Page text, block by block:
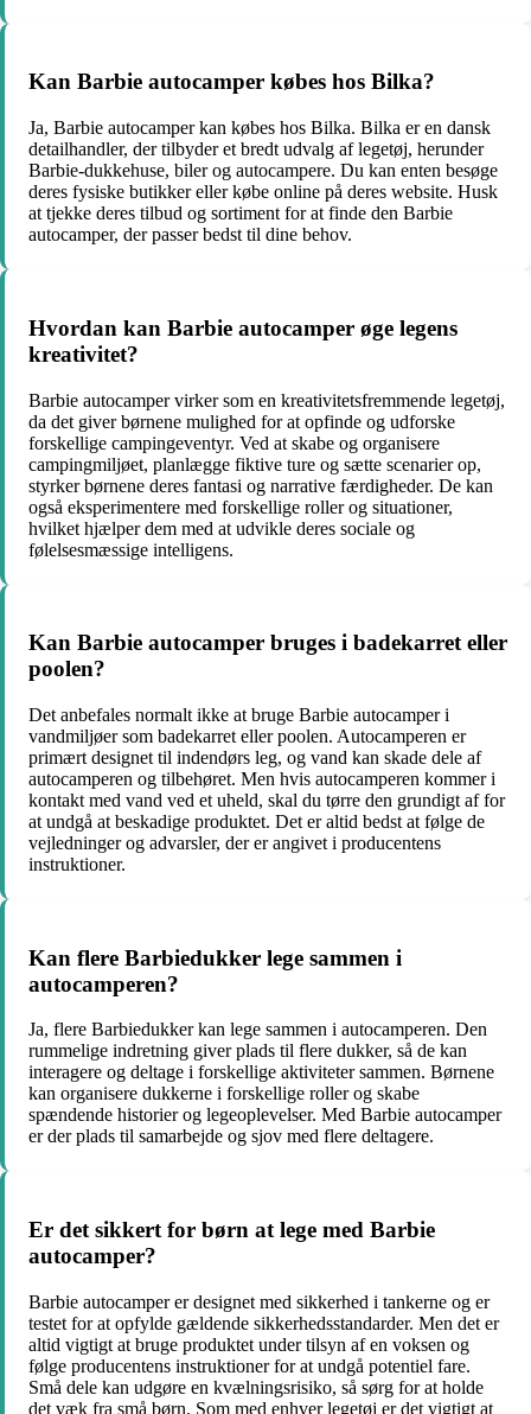
Kan Barbie autocamper købes hos Bilka?
Ja, Barbie autocamper kan købes hos Bilka. Bilka er en dansk
detailhandler, der tilbyder et bredt udvalg af legetøj, herunder
Barbie-dukkehuse, biler og autocampere. Du kan enten besøge
deres fysiske butikker eller købe online på deres website. Husk
at tjekke deres tilbud og sortiment for at finde den Barbie
autocamper, der passer bedst til dine behov.
Hvordan kan Barbie autocamper øge legens
kreativitet?
Barbie autocamper virker som en kreativitetsfremmende legetøj,
da det giver børnene mulighed for at opfinde og udforske
forskellige campingeventyr. Ved at skabe og organisere
campingmiljøet, planlægge fiktive ture og sætte scenarier op,
styrker børnene deres fantasi og narrative færdigheder. De kan
også eksperimentere med forskellige roller og situationer,
hvilket hjælper dem med at udvikle deres sociale og
følelsesmæssige intelligens.
Kan Barbie autocamper bruges i badekarret eller
poolen?
Det anbefales normalt ikke at bruge Barbie autocamper i
vandmiljøer som badekarret eller poolen. Autocamperen er
primært designet til indendørs leg, og vand kan skade dele af
autocamperen og tilbehøret. Men hvis autocamperen kommer i
kontakt med vand ved et uheld, skal du tørre den grundigt af for
at undgå at beskadige produktet. Det er altid bedst at følge de
vejledninger og advarsler, der er angivet i producentens
instruktioner.
Kan flere Barbiedukker lege sammen i
autocamperen?
Ja, flere Barbiedukker kan lege sammen i autocamperen. Den
rummelige indretning giver plads til flere dukker, så de kan
interagere og deltage i forskellige aktiviteter sammen. Børnene
kan organisere dukkerne i forskellige roller og skabe
spændende historier og legeoplevelser. Med Barbie autocamper
er der plads til samarbejde og sjov med flere deltagere.
Er det sikkert for børn at lege med Barbie
autocamper?
Barbie autocamper er designet med sikkerhed i tankerne og er
testet for at opfylde gældende sikkerhedsstandarder. Men det er
altid vigtigt at bruge produktet under tilsyn af en voksen og
følge producentens instruktioner for at undgå potentiel fare.
Små dele kan udgøre en kvælningsrisiko, så sørg for at holde
det væk fra små børn. Som med enhver legetøj er det vigtigt at